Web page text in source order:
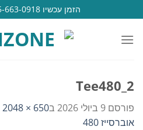
to
content
הזמן עכשיו 055-663-0918 MENZONE
Tee480_2
פורסם 9 ביולי 2026 ב650 × 2048
אוברסייז 480